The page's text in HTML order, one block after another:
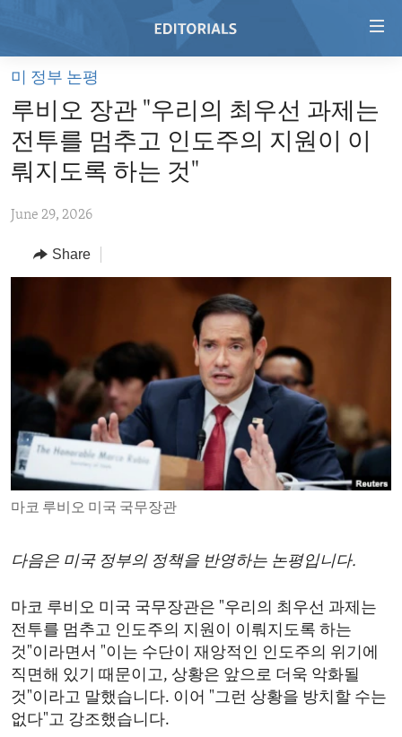
Skip
main
content
Skip
main
Navigation
to
HOME
VIDEO
RADIO
AFRICA
AMERICAS
MIDDLE EAST
TOPICS
HUMAN RIGHTS
SECURITY AND DEFENSE
DEMOCRACY AND GOVERNANCE
ECONOMY AND TRADE
ENVIRONMENT AND HEALTH
IDEALS AND INSTITUTIONS
ARCHIVE
FOLLOW US
미 정부 논평
루비오 장관 "우리의 최우선 과제는
전투를 멈추고 인도주의 지원이 이
뤄지도록 하는 것"
June 29, 2026
Share
마코 루비오 미국 국무장관
다음은 미국 정부의 정책을 반영하는 논평입니다.
마코 루비오 미국 국무장관은 "우리의 최우선 과제는
전투를 멈추고 인도주의 지원이 이뤄지도록 하는
것"이라면서 "이는 수단이 재앙적인 인도주의 위기에
직면해 있기 때문이고, 상황은 앞으로 더욱 악화될
것"이라고 말했습니다. 이어 "그런 상황을 방치할 수는
없다"고 강조했습니다.